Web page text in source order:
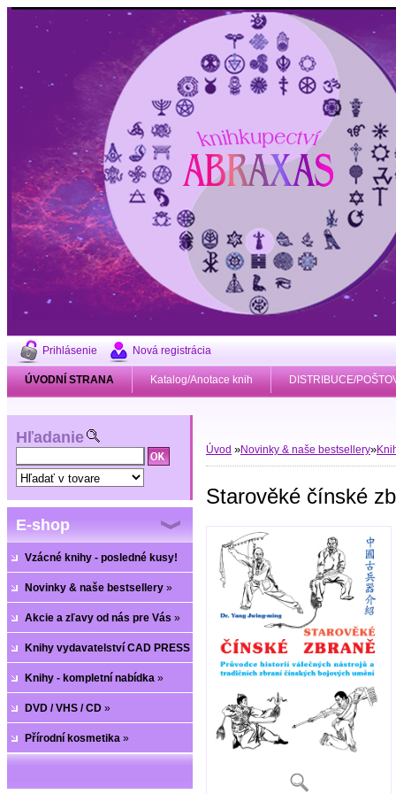
Prihlásenie Nová registrácia
ÚVODNÍ STRANA Katalog/Anotace knih DISTRIBUCE/
Hľadanie
E-shop
Vzácné knihy - posledné kusy!
Novinky & naše bestsellery »
Akcie a zľavy od nás pre Vás »
Knihy vydavatelství CAD PRESS
» Knihy - kompletní nabídka »
DVD / VHS / CD »
Přírodní kosmetika »
Úvod »Novinky & naše bestsellery»
Starověké čínské